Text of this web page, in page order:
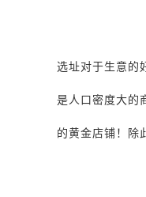
选址对于生意的
是人口密度大的
的黄金店铺！除